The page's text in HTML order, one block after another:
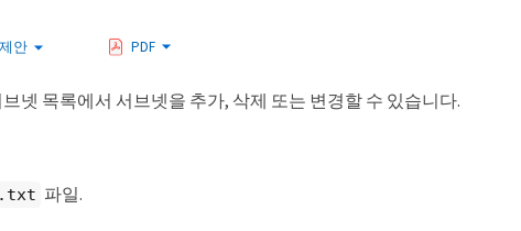
안 PDF
넷 목록에서 서브넷을 추가, 삭제 또는 변경할 수 있습니다.
파일.